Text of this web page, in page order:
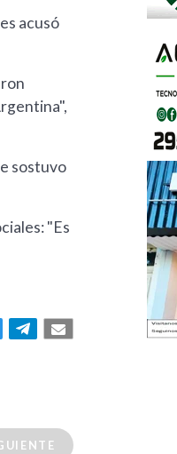
acusó
sostuvo
"Es